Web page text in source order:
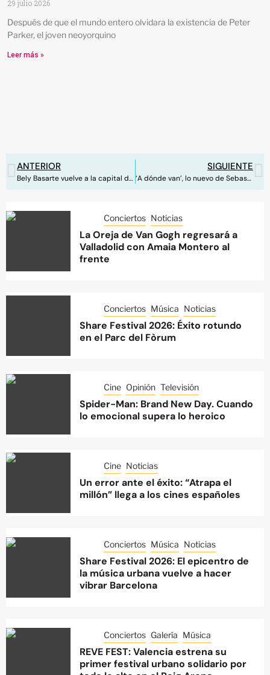
29 julio 2026
Después de que el mundo entero olvidara la existencia de Peter
Parker, el joven neoyorquino
Leer más »
ANTERIOR
Bely Basarte vuelve a la capital de la mano de Crew Nation
SIGUIENTE
‘A dónde van’, lo nuevo de Sebastian Yatra y Álvaro Díaz
Conciertos Noticias
La Oreja de Van Gogh regresará a
Valladolid con Amaia Montero al
frente
Conciertos Música Noticias
Share Festival 2026: Éxito rotundo
en el Parc del Fòrum
Cine Opinión Televisión
Spider-Man: Brand New Day. Cuando
lo emocional supera lo heroico
Cine Noticias
Un error ante el éxito: “Atrapa el
millón” llega a los cines españoles
Conciertos Música Noticias
Share Festival 2026: El epicentro de
la música urbana vuelve a hacer
vibrar Barcelona
Conciertos Galería Música
REVE FEST: Valencia estrena su
primer festival urbano solidario por